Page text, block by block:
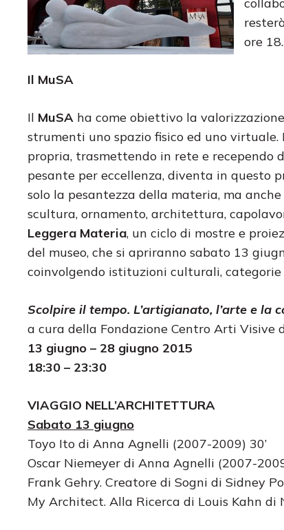
ore
Il MuSA
Il MuSA ha come obiettivo la
strumenti uno spazio fisico ed uno
propria, trasmettendo in rete e recependo
pesante per eccellenza, diventa in questo
solo la pesantezza della materia, ma
scultura, ornamento, architettura,
Leggera Materia, un ciclo di mostre e
del museo, che si apriranno sabato 13
coinvolgendo istituzioni culturali, categorie
Scolpire il tempo. L’artigianato, l’arte e la
a cura della Fondazione Centro Arti Visive
13 giugno – 28 giugno 2015
18:30 – 23:30
VIAGGIO NELL’ARCHITETTURA
Sabato 13 giugno
Toyo Ito di Anna Agnelli (2007-2009) 30’
Oscar Niemeyer di Anna Agnelli (2007-
Frank Gehry. Creatore di Sogni di Sidney
My Architect. Alla Ricerca di Louis Kahn di